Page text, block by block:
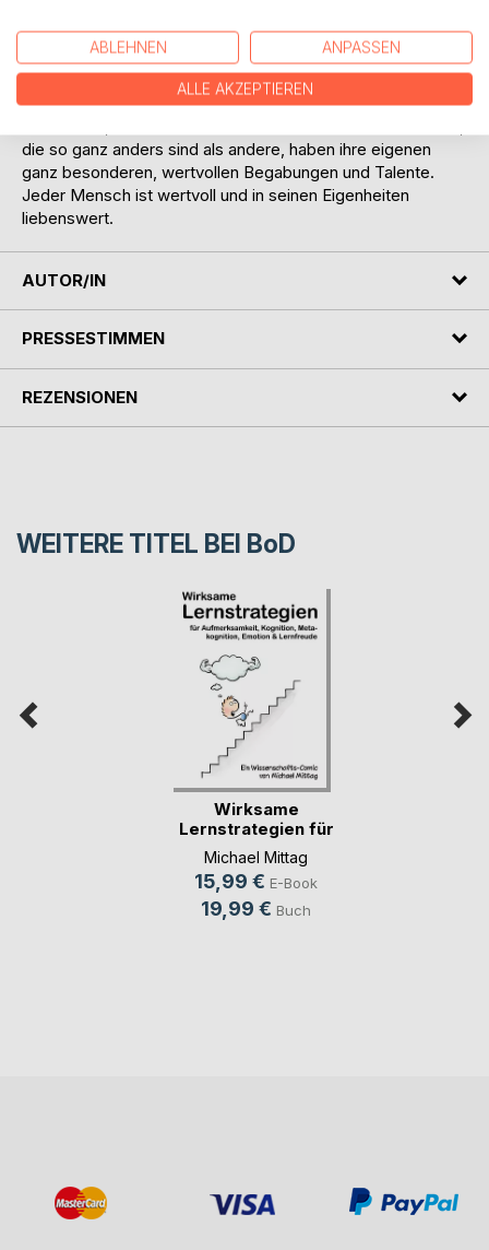
Auch Erwachsene können eintauchen in die phantastische
Welt eines Lehrers, der trotz oder gerade wegen seines
Autismus alles für seine Schüler unternimmt. Mag manches
in diesem Büchlein wie eine Karikatur überzeichnet
die so ganz anders sind als andere, haben ihre eigenen
ganz besonderen, wertvollen Begabungen und Talente.
Jeder Mensch ist wertvoll und in seinen Eigenheiten
liebenswert.
AUTOR/IN
PRESSESTIMMEN
REZENSIONEN
WEITERE TITEL BEI BoD
Wirksame
Lernstrategien für
Aufmer(...)
Michael Mittag
15,99 € E-Book
19,99 € Buch
ABLEHNEN ANPASSEN
ALLE AKZEPTIEREN